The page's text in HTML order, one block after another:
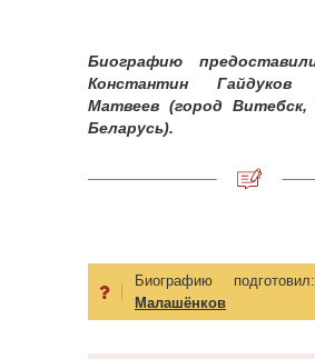
Биографию
Константин
Матвеев (город Витебск,
Беларусь).
Биографию
Малашёнков